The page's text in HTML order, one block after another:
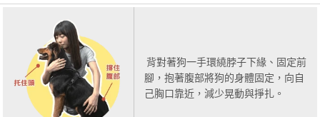
背對著狗一手環繞脖子下緣、固定前
腳，抱著腹部將狗的身體固定，向自
己胸口靠近，減少晃動與掙扎。